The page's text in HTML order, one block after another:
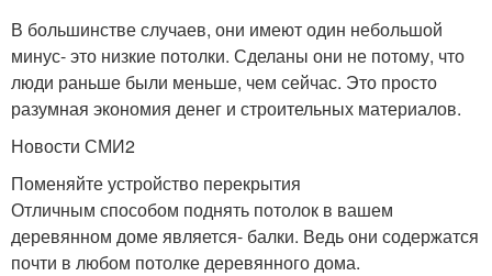
В большинстве случаев, они имеют один небольшой
минус- это низкие потолки. Сделаны они не потому, что
люди раньше были меньше, чем сейчас. Это просто
разумная экономия денег и строительных материалов.
Новости СМИ2
Поменяйте устройство перекрытия
Отличным способом поднять потолок в вашем
деревянном доме является- балки. Ведь они содержатся
почти в любом потолке деревянного дома.